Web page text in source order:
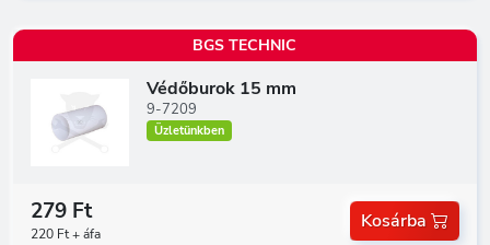
BGS TECHNIC
Védőburok 15 mm
9-7209
Üzletünkben
279 Ft
220 Ft + áfa
Kosárba